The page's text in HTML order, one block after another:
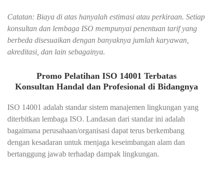
Catatan: Biaya di atas hanyalah estimasi atau perkiraan. Setiap
konsultan dan lembaga ISO mempunyai penentuan tarif yang
berbeda disesuaikan dengan banyaknya jumlah karyawan,
akreditasi, dan lain sebagainya.
Promo Pelatihan ISO 14001 Terbatas
Konsultan Handal dan Profesional di Bidangnya
ISO 14001 adalah standar sistem manajemen lingkungan yang
diterbitkan lembaga ISO. Landasan dari standar ini adalah
bagaimana perusahaan/organisasi dapat terus berkembang
dengan kesadaran untuk menjaga keseimbangan alam dan
bertanggung jawab terhadap dampak lingkungan.